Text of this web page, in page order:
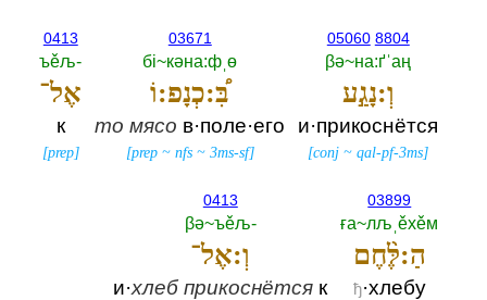
05060 8804
βә~на:ґˈаң
וְ:נָגַ֣ע
и·прикоснётся
[conj ~qal-pf-3ms]
03671
бi~кәна:фˌө
בִּ֠:כְנָפ:וֹ
то мясо в·поле·его
[prep~ nfs~ 3ms-sf]
0413
ъěљ-‎
אֶל־
к
[prep]
03899
ға~лљˌěхěм
הַ:לֶּ֨חֶם
ђ·хлебу
0413
βә~ъěљ-‎
וְ:אֶל־
и·хлеб прикоснётся к